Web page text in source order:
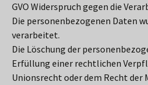
GVO Widerspruch gegen die
Die personenbezogenen Daten
verarbeitet.
Die Löschung der
Erfüllung einer rechtlichen
Unionsrecht oder dem Recht